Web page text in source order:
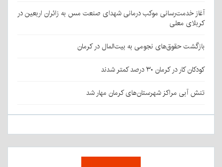
آغاز خدمت‌رسانی موکب درمانی شهدای صنعت مس به زائران اربعین در
کربلای معلی
بازگشت حقوق‌های نجومی به بیت‌المال در کرمان
کودکان کار در کرمان ۳۰ درصد کمتر شدند
تنش آبی مراکز شهرستان‌های کرمان مهار شد